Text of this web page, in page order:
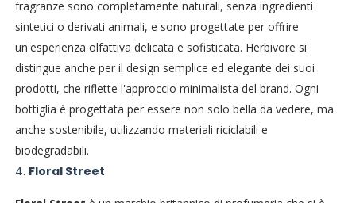
fragranze sono completamente naturali, senza ingredienti
sintetici o derivati animali, e sono progettate per offrire
un'esperienza olfattiva delicata e sofisticata. Herbivore si
distingue anche per il design semplice ed elegante dei suoi
prodotti, che riflette l'approccio minimalista del brand. Ogni
bottiglia è progettata per essere non solo bella da vedere, ma
anche sostenibile, utilizzando materiali riciclabili e
biodegradabili.
4. Floral Street